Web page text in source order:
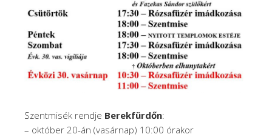
Szentmisék rendje Berekfürdőn:
– október 20-án (vasárnap) 10:00 órakor